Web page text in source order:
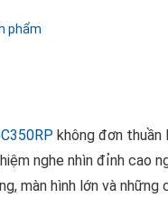
phẩm
không đơn
nghe nhìn đỉnh cao
màn hình lớn và